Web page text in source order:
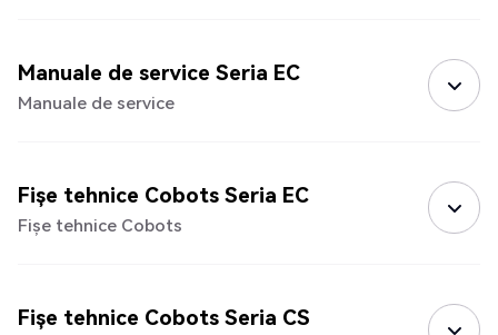
Manuale de service Seria EC
Manuale de service
Fișe tehnice Cobots Seria EC
Fișe tehnice Cobots
Fișe tehnice Cobots Seria CS